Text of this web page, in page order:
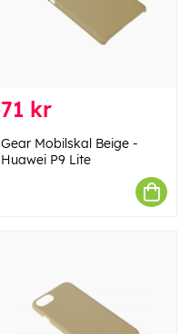
71 kr
Gear Mobilskal Beige -
Huawei P9 Lite